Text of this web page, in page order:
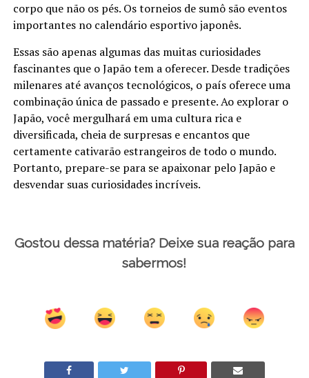
corpo que não os pés. Os torneios de sumô são eventos
importantes no calendário esportivo japonês.
Essas são apenas algumas das muitas curiosidades
fascinantes que o Japão tem a oferecer. Desde tradições
milenares até avanços tecnológicos, o país oferece uma
combinação única de passado e presente. Ao explorar o
Japão, você mergulhará em uma cultura rica e
diversificada, cheia de surpresas e encantos que
certamente cativarão estrangeiros de todo o mundo.
Portanto, prepare-se para se apaixonar pelo Japão e
desvendar suas curiosidades incríveis.
Gostou dessa matéria? Deixe sua reação para
sabermos!